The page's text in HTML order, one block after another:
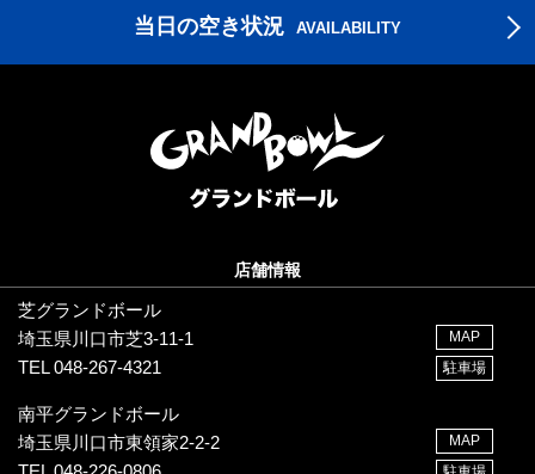
当日の空き状況 AVAILABILITY
店舗情報
芝グランドボール
埼玉県川口市芝3-11-1
TEL 048-267-4321
MAP
駐車場
南平グランドボール
埼玉県川口市東領家2-2-2
MAP